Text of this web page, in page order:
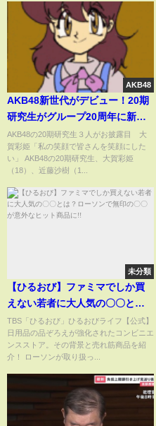
AKB48
AKB48新世代がデビュー！20期
研究生がグループ20周年に新風
を吹き込む✨
AKB48の20期研究生３人がお披露目 大
賀彩姫「私の笑顔で皆さんを笑顔にした
い」 AKB48の20期研究生、大賀彩姫
（18）、近藤沙樹（1...
未分類
【ひるおび】ファミマでしか買
えない若者に大人気の〇〇と
は？ローソンで無印の〇〇が意
外なヒット商品に!!
TBS「ひるおび」ひるおびライフ【公式】
日用品の品ぞろえが強化されたコンビニエ
ンスストア。その背景と売れ筋商品を紹
介！ ローソンが取り扱っ...